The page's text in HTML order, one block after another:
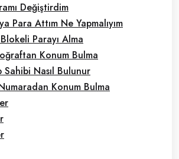
Değiştirdim
Para Attım Ne Yapmalıyım
Parayı Alma
Konum Bulma
Sahibi Nasıl Bulunur
Konum Bulma